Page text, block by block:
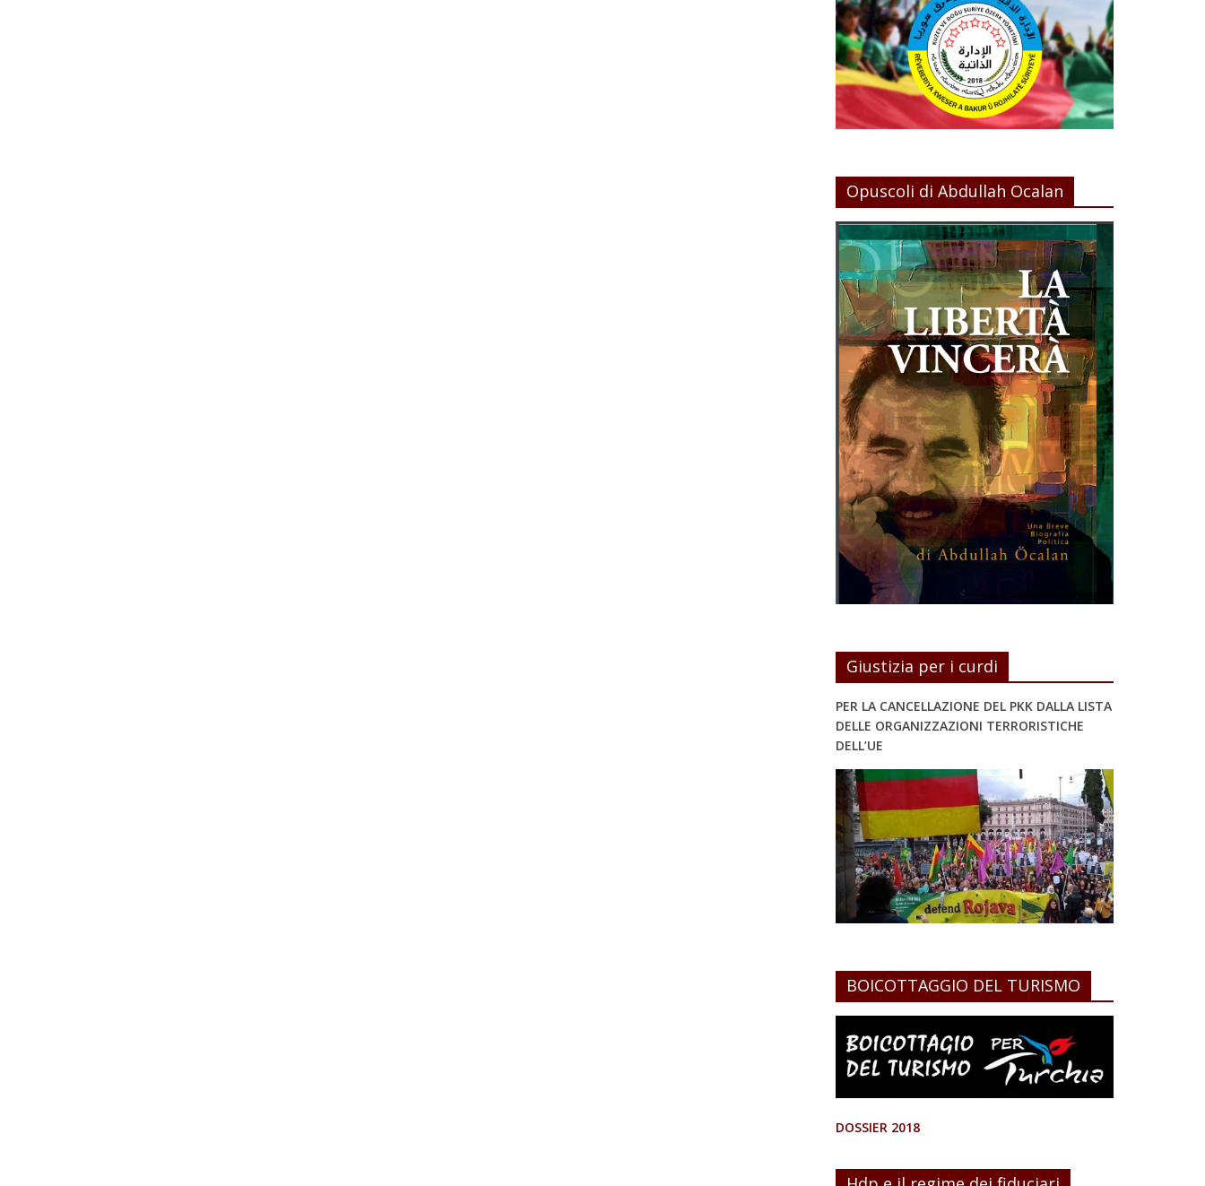
Opuscoli di Abdullah Ocalan
Giustizia per i curdi
PER LA CANCELLAZIONE DEL PKK DALLA LISTA
DELLE ORGANIZZAZIONI TERRORISTICHE
DELL’UE
BOICOTTAGGIO DEL TURISMO
DOSSIER 2018